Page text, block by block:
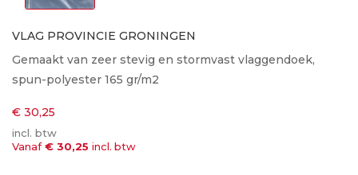
VLAG PROVINCIE GRONINGEN
Gemaakt van zeer stevig en stormvast vlaggendoek,
spun-polyester 165 gr/m2
€ 30,25
incl. btw
Vanaf€ 30,25 incl. btw